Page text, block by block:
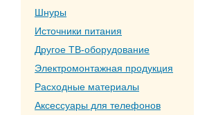
Шнуры
Источники питания
Другое ТВ-оборудование
Электромонтажная продукция
Расходные материалы
Аксессуары для телефонов